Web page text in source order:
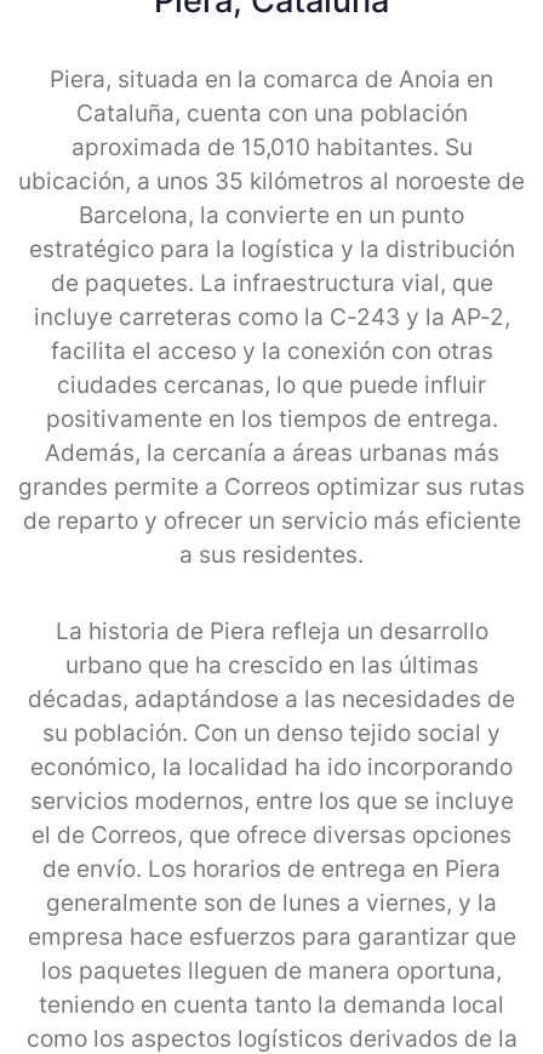
Piera, situada en la comarca de Anoia en
Cataluña, cuenta con una población
aproximada de 15,010 habitantes. Su
ubicación, a unos 35 kilómetros al noroeste de
Barcelona, la convierte en un punto
estratégico para la logística y la distribución
de paquetes. La infraestructura vial, que
incluye carreteras como la C-243 y la AP-2,
facilita el acceso y la conexión con otras
ciudades cercanas, lo que puede influir
positivamente en los tiempos de entrega.
Además, la cercanía a áreas urbanas más
grandes permite a Correos optimizar sus rutas
de reparto y ofrecer un servicio más eficiente
a sus residentes.
La historia de Piera refleja un desarrollo
urbano que ha crescido en las últimas
décadas, adaptándose a las necesidades de
su población. Con un denso tejido social y
económico, la localidad ha ido incorporando
servicios modernos, entre los que se incluye
el de Correos, que ofrece diversas opciones
de envío. Los horarios de entrega en Piera
generalmente son de lunes a viernes, y la
empresa hace esfuerzos para garantizar que
los paquetes lleguen de manera oportuna,
teniendo en cuenta tanto la demanda local
como los aspectos logísticos derivados de la